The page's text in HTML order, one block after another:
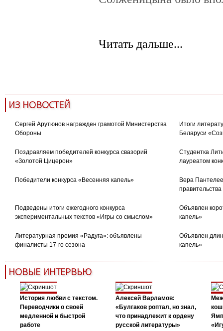
Читать дальше...
ИЗ НОВОСТЕЙ
Сергей Арутюнов награжден грамотой Министерства
Обороны
Итоги
Беларуси
Поздравляем победителей конкурса свазорий
«Золотой Цицерон»
Студентка
лауреатом
Победители конкурса «Весенняя капель»
Вера
Подведены итоги ежегодного конкурса
экспериментальных текстов «Игры со смыслом»
Объявлен
капель»
Литературная премия «Радуга»: объявлены
финалисты 17-го сезона
Объявлен
капель»
НОВЫЕ ИНТЕРВЬЮ
История любви с текстом.
Переводчики о своей
медленной и быстрой
работе
Алексей Варламов:
«Булгаков роптал, но знал,
что принадлежит к ордену
русской литературы»